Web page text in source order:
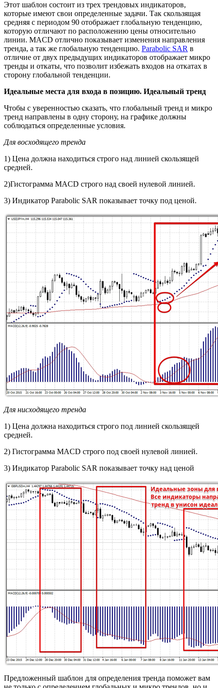
Этот шаблон состоит из трех трендовых индикаторов,
которые имеют свои определенные задачи. Так скользящая
средняя с периодом 90 отображает глобальную тенденцию,
которую отличают по расположению цены относительно
линии. MACD отлично показывает изменения направления
тренда, а так же глобальную тенденцию. Parabolic SAR в
отличие от двух предыдущих индикаторов отображает микро
тренды и откаты, что позволит избежать входов на откатах в
сторону глобальной тенденции.
Идеальные места для входа в позицию. Идеальный тренд
Чтобы с уверенностью сказать, что глобальный тренд и микро
тренд направлены в одну сторону, на графике должны
соблюдаться определенные условия.
Для восходящего тренда
1) Цена должна находиться строго над линией скользящей
средней.
2)Гистограмма MACD строго над своей нулевой линией.
3) Индикатор Parabolic SAR показывает точку под ценой.
Для нисходящего тренда
1) Цена должна находиться строго под линией скользящей
средней.
2) Гистограмма MACD строго под своей нулевой линией.
3) Индикатор Parabolic SAR показывает точку над ценой
Предложенный шаблон для определения тренда поможет вам